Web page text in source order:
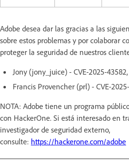
Adobe desea dar las gracias a las
sobre estos problemas y por colaborar
proteger la seguridad de nuestros
Jony (jony_juice) - CVE-2025-
Francis Provencher (prl) - CVE-
NOTA: Adobe tiene un programa
con HackerOne. Si está interesado en
investigador de seguridad externo,
consulte: https://hackerone.com/adobe